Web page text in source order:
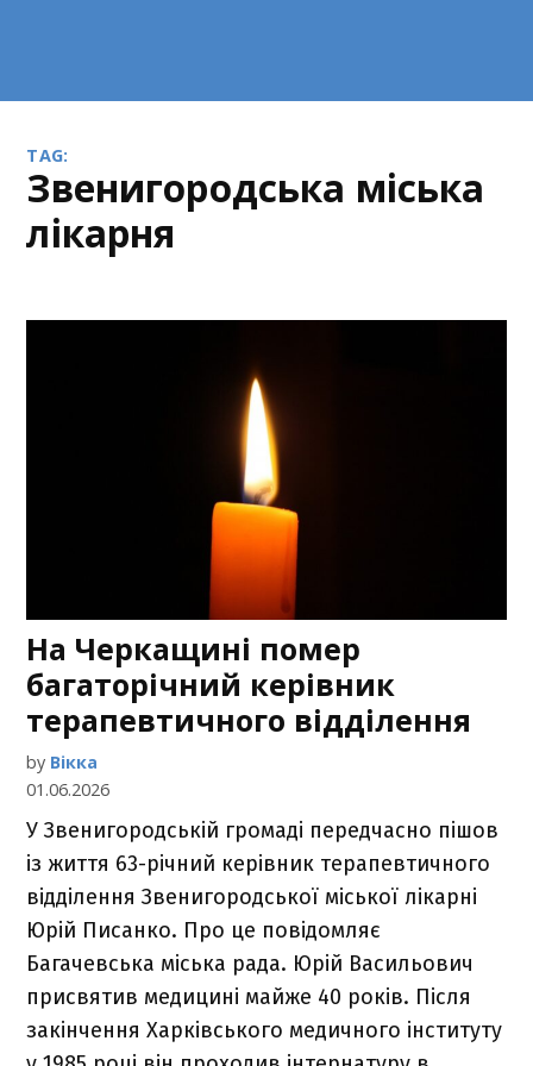
TAG:
Звенигородська міська
лікарня
На Черкащині помер
багаторічний керівник
терапевтичного відділення
by Вікка
01.06.2026
У Звенигородській громаді передчасно пішов
із життя 63-річний керівник терапевтичного
відділення Звенигородської міської лікарні
Юрій Писанко. Про це повідомляє
Багачевська міська рада. Юрій Васильович
присвятив медицині майже 40 років. Після
закінчення Харківського медичного інституту